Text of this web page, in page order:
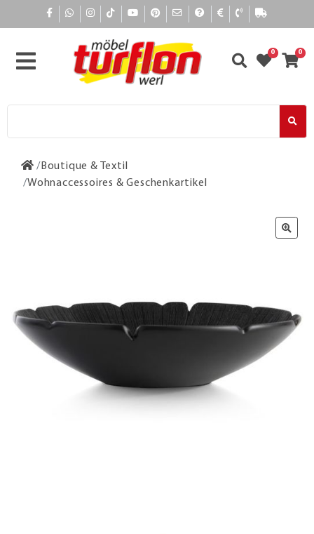
0 0
Boutique & Textil
Wohnaccessoires & Geschenkartikel